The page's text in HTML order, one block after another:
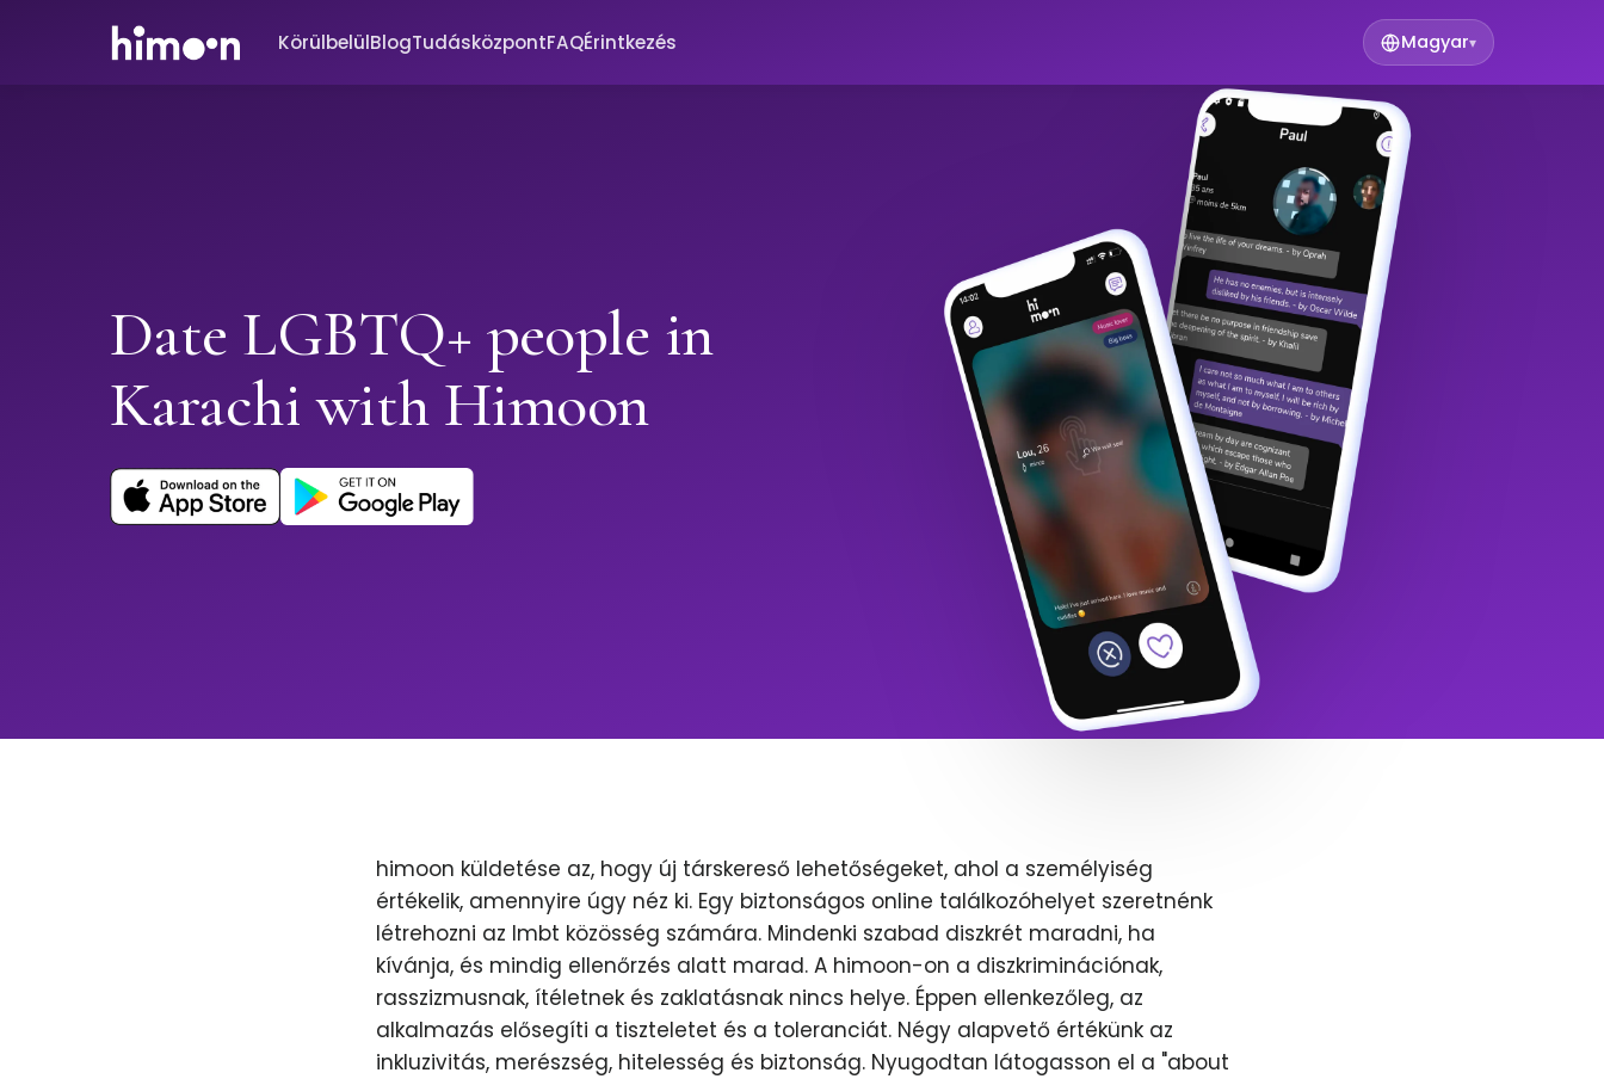
KörülbelülBlogTudásközpontFAQÉrintkezés Magyar▾
Date LGBTQ+ people in
Karachi with Himoon
himoon küldetése az, hogy új társkereső lehetőségeket, ahol a személyiség
értékelik, amennyire úgy néz ki. Egy biztonságos online találkozóhelyet szeretnénk
létrehozni az lmbt közösség számára. Mindenki szabad diszkrét maradni, ha
kívánja, és mindig ellenőrzés alatt marad. A himoon-on a diszkriminációnak,
rasszizmusnak, ítéletnek és zaklatásnak nincs helye. Éppen ellenkezőleg, az
alkalmazás elősegíti a tiszteletet és a toleranciát. Négy alapvető értékünk az
inkluzivitás, merészség, hitelesség és biztonság. Nyugodtan látogasson el a "about